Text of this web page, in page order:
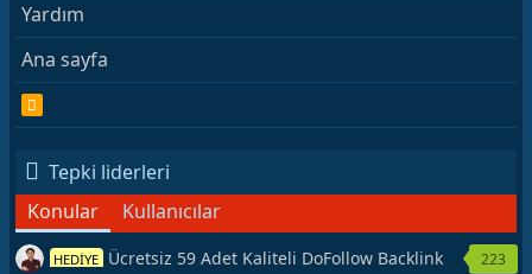
Yardım
Ana sayfa
S
Tepki liderleri
Konular
Kullanıcılar
HEDİYE Ücretsiz 59 Adet Kaliteli DoFollow Backlink
223